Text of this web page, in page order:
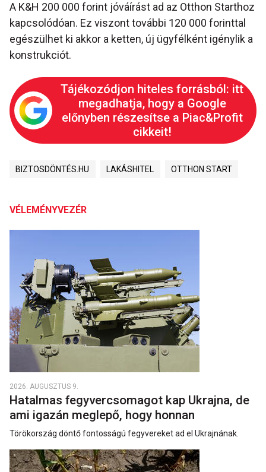
A K&H 200 000 forint jóváírást ad az Otthon Starthoz
kapcsolódóan. Ez viszont további 120 000 forinttal
egészülhet ki akkor a ketten, új ügyfélként igénylik a
konstrukciót.
Tájékozódjon hiteles forrásból: itt
megadhatja, hogy a Google
előnyben részesítse a Piac&Profit
cikkeit!
BIZTOSDÖNTÉS.HU LAKÁSHITEL OTTHON START
VÉLEMÉNYVEZÉR
2026. AUGUSZTUS 9.
Hatalmas fegyvercsomagot kap Ukrajna, de
ami igazán meglepő, hogy honnan
Törökország döntő fontosságú fegyvereket ad el Ukrajnának.